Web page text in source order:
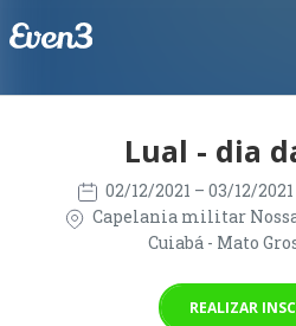
Lual - dia
02/12/2021 – 03/12/2021
Capelania militar
Cuiabá - Mato
REALIZAR